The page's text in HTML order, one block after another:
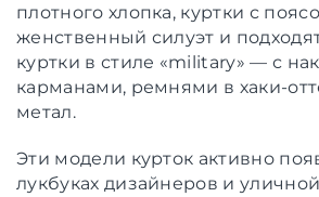
плотного хлопка, куртки с
женственный силуэт и
куртки в стиле «military» — с
карманами, ремнями в хаки-
метал.
Эти модели курток активно
лукбуках дизайнеров и